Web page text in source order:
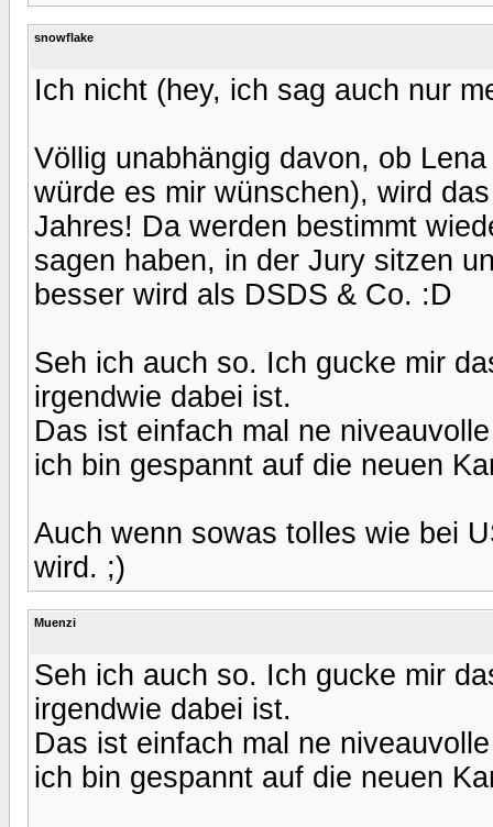
snowflake
Ich nicht (hey, ich sag auch nur
Völlig unabhängig davon, ob
würde es mir wünschen), wird
Jahres! Da werden bestimmt
sagen haben, in der Jury sitzen
besser wird als DSDS & Co. :D
Seh ich auch so. Ich gucke mir
irgendwie dabei ist.
Das ist einfach mal ne
ich bin gespannt auf die neuen
Auch wenn sowas tolles wie bei
wird. ;)
Muenzi
Seh ich auch so. Ich gucke mir
irgendwie dabei ist.
Das ist einfach mal ne
ich bin gespannt auf die neuen